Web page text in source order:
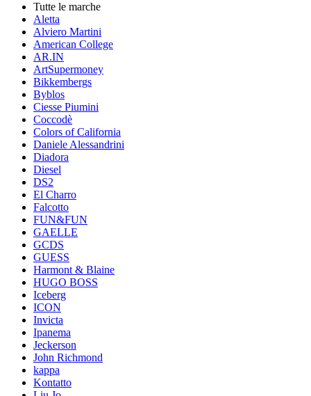
Tutte le marche
Aletta
Alviero Martini
American College
AR.IN
ArtSupermoney
Bikkembergs
Byblos
Ciesse Piumini
Coccodè
Colors of California
Daniele Alessandrini
Diadora
Diesel
DS2
El Charro
Falcotto
FUN&FUN
GAELLE
GCDS
GUESS
Harmont & Blaine
HUGO BOSS
Iceberg
ICON
Invicta
Ipanema
Jeckerson
John Richmond
kappa
Kontatto